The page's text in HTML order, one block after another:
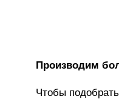
Производим
Чтобы